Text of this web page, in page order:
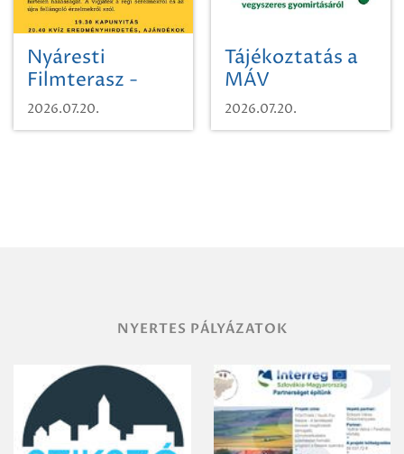
Nyáresti
Filmterasz -
Beugró a
Paradicsomba
2026.07.20.
Tájékoztatás a
MÁV
Pályaműködtetési
Zrt. Területi
2026.07.20.
NYERTES PÁLYÁZATOK